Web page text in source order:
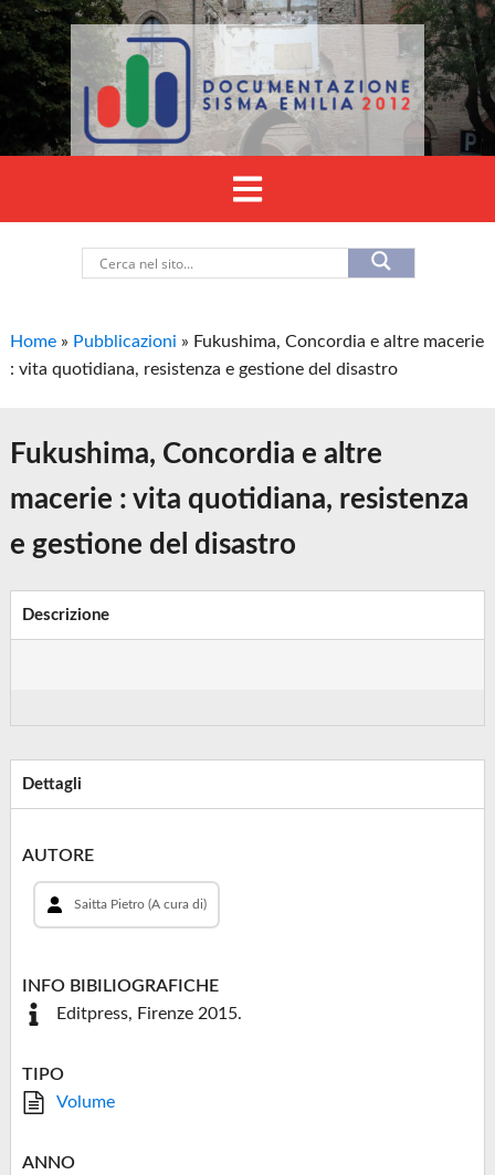
Home » Pubblicazioni » Fukushima, Concordia e altre macerie
: vita quotidiana, resistenza e gestione del disastro
Fukushima, Concordia e altre
macerie : vita quotidiana, resistenza
e gestione del disastro
Descrizione
Dettagli
AUTORE
Saitta Pietro (A cura di)
INFO BIBILIOGRAFICHE
Editpress, Firenze 2015.
TIPO
Volume
ANNO